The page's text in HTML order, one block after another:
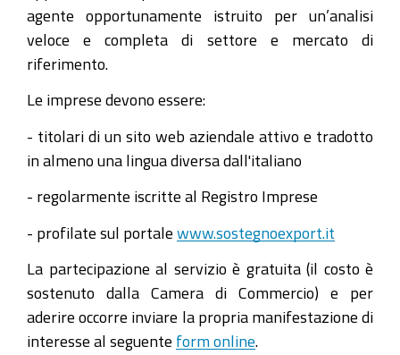
agente opportunamente istruito per un’analisi
veloce e completa di settore e mercato di
riferimento.
Le imprese devono essere:
- titolari di un sito web aziendale attivo e tradotto
in almeno una lingua diversa dall'italiano
- regolarmente iscritte al Registro Imprese
- profilate sul portale www.sostegnoexport.it
La partecipazione al servizio è gratuita (il costo è
sostenuto dalla Camera di Commercio) e per
aderire occorre inviare la propria manifestazione di
interesse al seguente form online